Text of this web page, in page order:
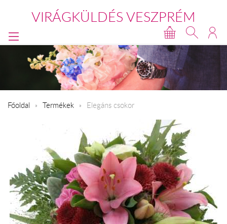
VIRÁGKÜLDÉS VESZPRÉM
Főoldal Termékek Elegáns csokor